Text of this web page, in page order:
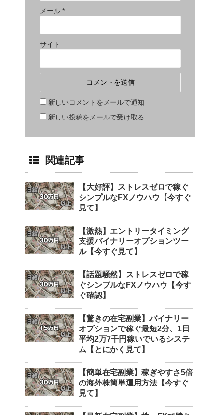
メール *
サイト
新しいコメントをメールで通知
新しい投稿をメールで受け取る
関連記事
【大好評】ストレスゼロで稼ぐ
シンプルなFXノウハウ【今すぐ
見て】
【激熱】エントリータイミング
支援バイナリーオプションツー
ル【今すぐ見て】
【話題騒然】ストレスゼロで稼
ぐシンプルなFXノウハウ【今す
ぐ確認】
【驚きの在宅副業】バイナリー
オプションで稼ぐ最短2分、1日
平均2万7千円稼いでいるシステ
ム【とにかく見て】
【簡単在宅副業】稼ぎやすさ5倍
の海外株簡単運用方法【今すぐ
見て】